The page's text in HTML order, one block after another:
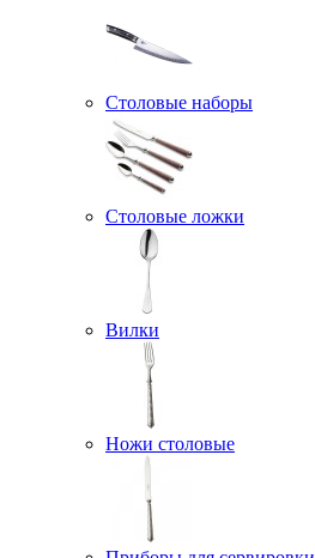
Столовые наборы
Столовые ложки
Вилки
Ножи столовые